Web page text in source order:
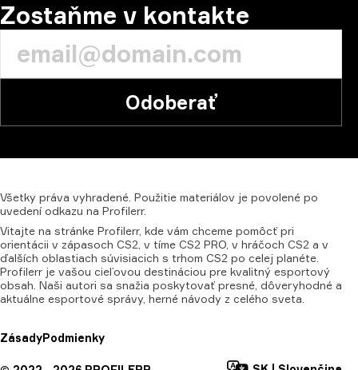
Zostaňme v kontakte
Odoberať
Všetky práva vyhradené. Použitie materiálov je povolené po
uvedení odkazu na Profilerr.
Vitajte na stránke Profilerr, kde vám chceme pomôcť pri
orientácii v zápasoch CS2, v tíme CS2 PRO, v hráčoch CS2 a v
ďalších oblastiach súvisiacich s trhom CS2 po celej planéte.
Profilerr je vašou cieľovou destináciou pre kvalitný esportový
obsah. Naši autori sa snažia poskytovať presné, dôveryhodné a
aktuálne esportové správy, herné návody z celého sveta.
ZásadyPodmienky